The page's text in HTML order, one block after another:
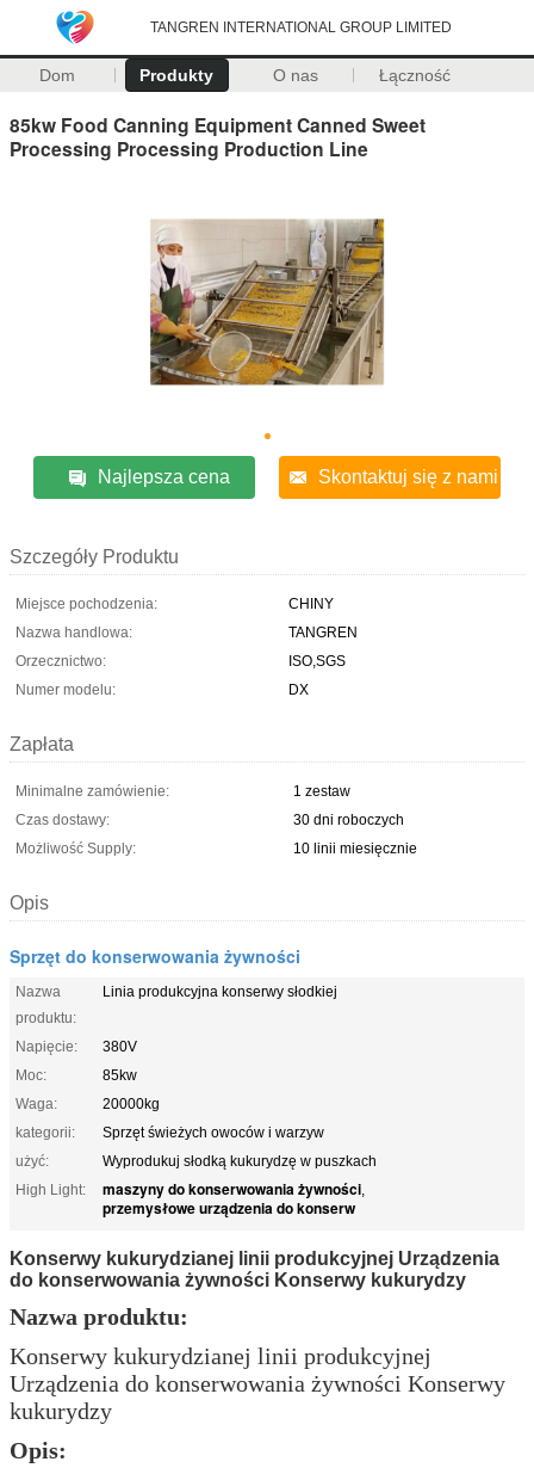
TANGREN INTERNATIONAL GROUP LIMITED
Dom Produkty O nas Łączność
85kw Food Canning Equipment Canned Sweet
Processing Processing Production Line
Najlepsza cena Skontaktuj się z nami
Szczegóły Produktu
Miejsce pochodzenia:
CHINY
Nazwa handlowa:
TANGREN
Orzecznictwo:
ISO,SGS
Numer modelu:
DX
Zapłata
Minimalne zamówienie:
1 zestaw
Czas dostawy:
30 dni roboczych
Możliwość Supply:
10 linii miesięcznie
Opis
Sprzęt do konserwowania żywności
Nazwa
produktu:
Linia produkcyjna konserwy słodkiej
Napięcie:
380V
Moc:
85kw
Waga:
20000kg
kategorii:
Sprzęt świeżych owoców i warzyw
użyć:
Wyprodukuj słodką kukurydzę w puszkach
High Light:
maszyny do konserwowania żywności,
przemysłowe urządzenia do konserw
Konserwy kukurydzianej linii produkcyjnej Urządzenia
do konserwowania żywności Konserwy kukurydzy
Nazwa produktu:
Konserwy kukurydzianej linii produkcyjnej
Urządzenia do konserwowania żywności Konserwy
kukurydzy
Opis: